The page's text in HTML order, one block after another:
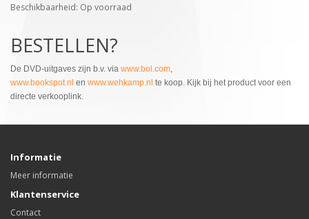
Beschikbaarheid: Op voorraad
BESTELLEN?
De DVD-uitgaves zijn b.v. via www.bol.com,
www.bookspot.nl en www.wehkamp.nl te koop. Kijk bij het product voor een
directe verkooplink.
Informatie
Meer informatie
Klantenservice
Contact